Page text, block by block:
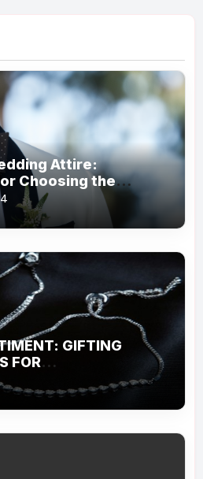
Attire:
Choosing the
Accessories
GIFTING
FOR
BONDS